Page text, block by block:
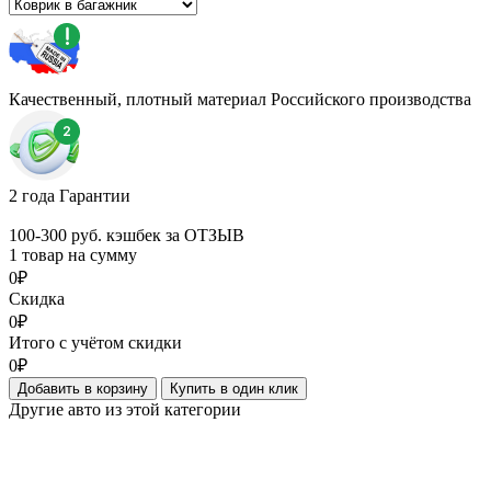
Качественный, плотный материал Российского производства
2 года Гарантии
100-300 руб. кэшбек за ОТЗЫВ
1 товар на сумму
0₽
Скидка
0₽
Итого с учётом скидки
0₽
Добавить в корзину Купить в один клик
Другие авто из этой категории